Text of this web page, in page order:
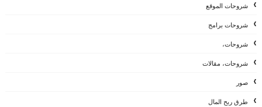
شروحات الموقع
شروحات برامج
شروحات،
شروحات، مقالات
صور
طرق ربح المال